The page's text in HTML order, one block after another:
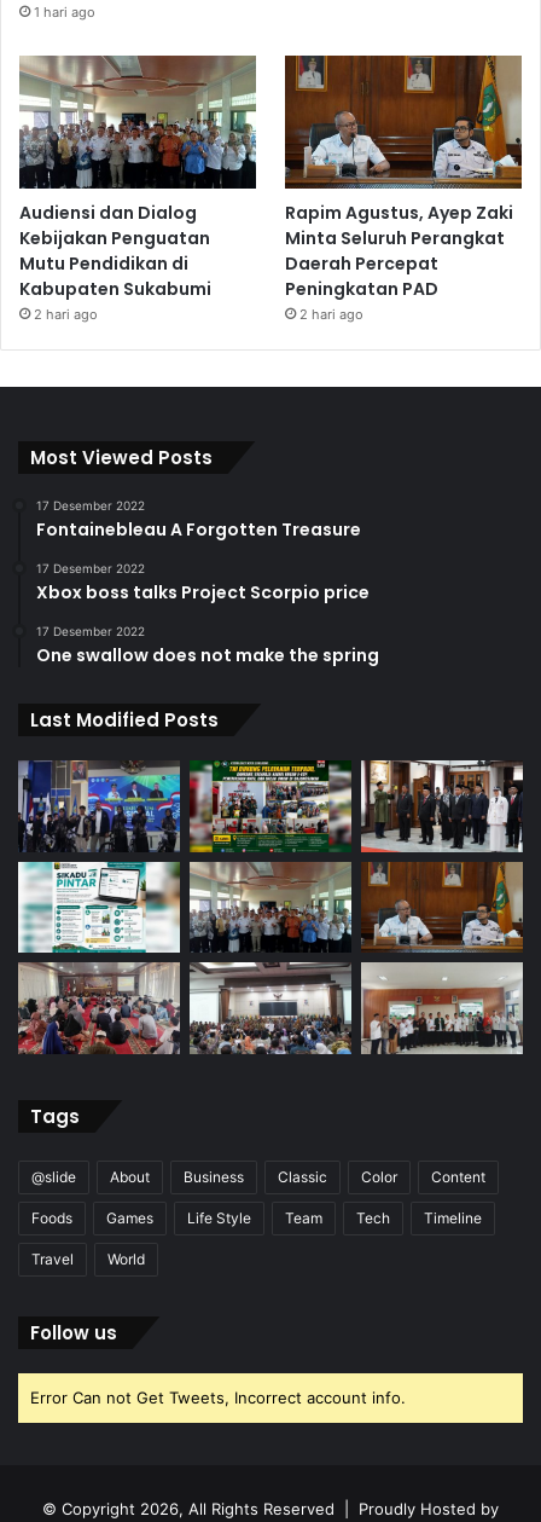
1 hari ago
Audiensi dan Dialog
Kebijakan Penguatan
Mutu Pendidikan di
Kabupaten Sukabumi
2 hari ago
Rapim Agustus, Ayep Zaki
Minta Seluruh Perangkat
Daerah Percepat
Peningkatan PAD
2 hari ago
Most Viewed Posts
17 Desember 2022
Fontainebleau A Forgotten Treasure
17 Desember 2022
Xbox boss talks Project Scorpio price
17 Desember 2022
One swallow does not make the spring
Last Modified Posts
Tags
@slide About Business Classic Color Content
Foods Games Life Style Team Tech Timeline
Travel World
Follow us
Error Can not Get Tweets, Incorrect account info.
© Copyright 2026, All Rights Reserved | Proudly Hosted by